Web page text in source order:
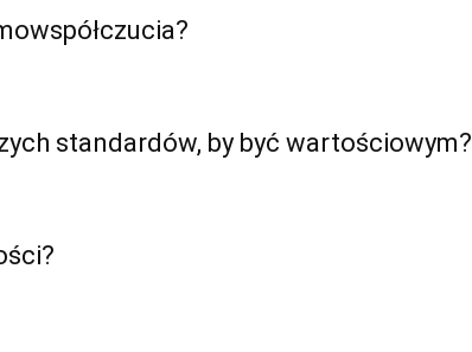
standardów, by być wartościowym?